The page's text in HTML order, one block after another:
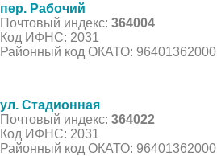
пер. Рабочий
Почтовый индекс: 364004
Код ИФНС: 2031
Районный код ОКАТО: 96401362000
ул. Стадионная
Почтовый индекс: 364022
Код ИФНС: 2031
Районный код ОКАТО: 96401362000